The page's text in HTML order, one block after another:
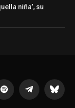
niña’, su
Spotify Telegrama